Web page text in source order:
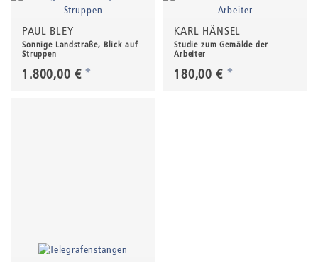
PAUL BLEY
Sonnige Landstraße, Blick auf
Struppen
1.800,00 € *
KARL HÄNSEL
Studie zum Gemälde der
Arbeiter
180,00 € *